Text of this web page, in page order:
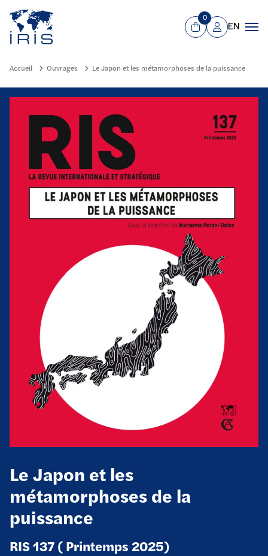
Aller au contenu principal
Panier
0
Mon compte
EN
Accueil Ouvrages Le Japon et les métamorphoses de la puissance
Le Japon et les
métamorphoses de la
puissance
RIS 137 ( Printemps 2025)